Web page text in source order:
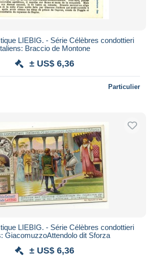
LIEBIG. - Série Célèbres condottieri
Braccio de Montone
± US$ 6,36
Particulier
LIEBIG. - Série Célèbres condottieri
GiacomuzzoAttendolo dit Sforza
± US$ 6,36